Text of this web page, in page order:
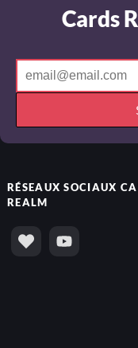
Cards
RÉSEAUX SOCIAUX
REALM